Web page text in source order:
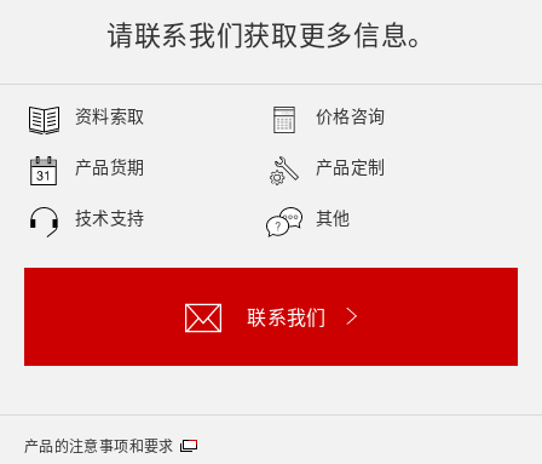
请联系我们获取更多信息。
资料索取 价格咨询
产品货期 产品定制
技术支持 其他
联系我们
产品的注意事项和要求